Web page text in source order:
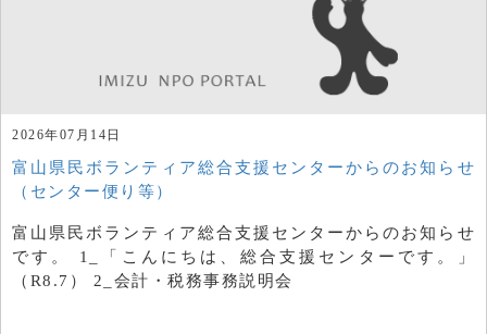
2026年07月14日
富山県民ボランティア総合支援センターからのお知らせ
（センター便り等）
富山県民ボランティア総合支援センターからのお知らせ
です。 1_「こんにちは、総合支援センターです。」
（R8.7） 2_会計・税務事務説明会